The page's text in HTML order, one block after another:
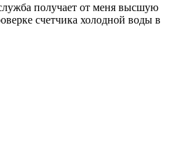
получает от меня высшую
счетчика холодной воды в